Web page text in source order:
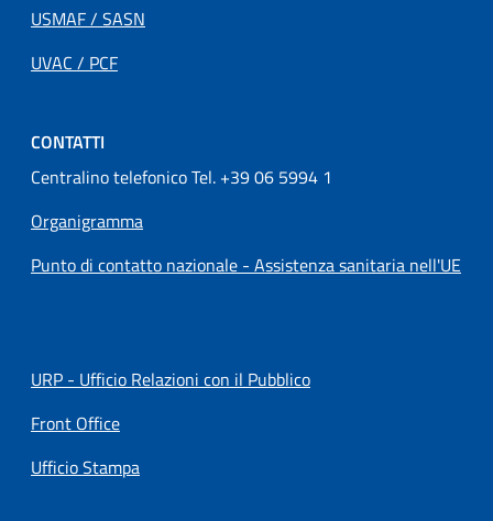
USMAF / SASN
UVAC / PCF
CONTATTI
Centralino telefonico Tel. +39 06 5994 1
Organigramma
Punto di contatto nazionale - Assistenza sanitaria nell'UE
URP - Ufficio Relazioni con il Pubblico
Front Office
Ufficio Stampa